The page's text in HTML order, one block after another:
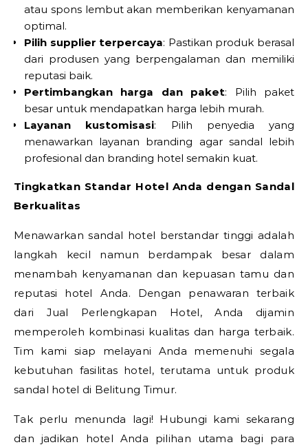
atau spons lembut akan memberikan kenyamanan
optimal.
Pilih supplier terpercaya: Pastikan produk berasal
dari produsen yang berpengalaman dan memiliki
reputasi baik.
Pertimbangkan harga dan paket: Pilih paket
besar untuk mendapatkan harga lebih murah.
Layanan kustomisasi: Pilih penyedia yang
menawarkan layanan branding agar sandal lebih
profesional dan branding hotel semakin kuat.
Tingkatkan Standar Hotel Anda dengan Sandal
Berkualitas
Menawarkan sandal hotel berstandar tinggi adalah
langkah kecil namun berdampak besar dalam
menambah kenyamanan dan kepuasan tamu dan
reputasi hotel Anda. Dengan penawaran terbaik
dari Jual Perlengkapan Hotel, Anda dijamin
memperoleh kombinasi kualitas dan harga terbaik.
Tim kami siap melayani Anda memenuhi segala
kebutuhan fasilitas hotel, terutama untuk produk
sandal hotel di Belitung Timur.
Tak perlu menunda lagi! Hubungi kami sekarang
dan jadikan hotel Anda pilihan utama bagi para